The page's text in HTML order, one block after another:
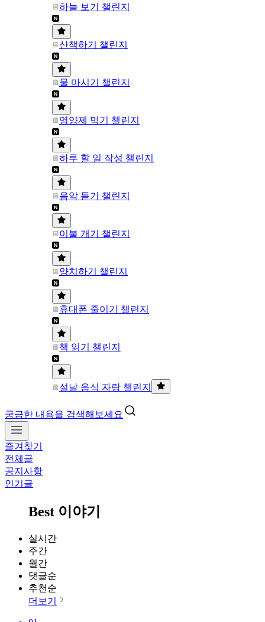
하늘 보기 챌린지
산책하기 챌린지
물 마시기 챌린지
영양제 먹기 챌린지
하루 할 일 작성 챌린지
음악 듣기 챌린지
이불 개기 챌린지
양치하기 챌린지
휴대폰 줄이기 챌린지
책 읽기 챌린지
설날 음식 자랑 챌린지
궁금한 내용을 검색해보세요
즐겨찾기
전체글
공지사항
인기글
Best 이야기
실시간
주간
월간
댓글순
추천순
더보기